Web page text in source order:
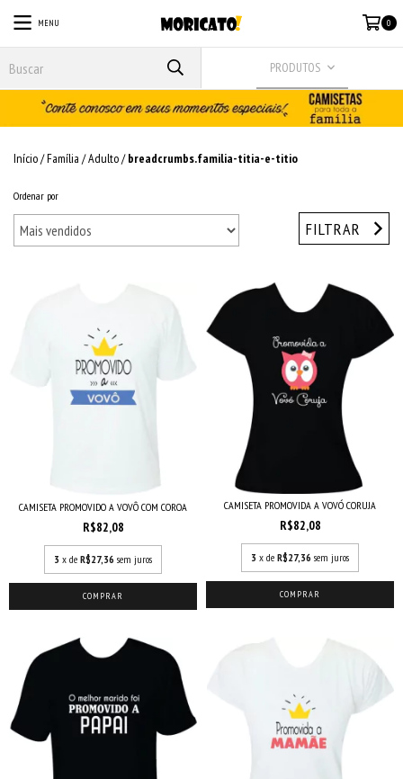
MENU 0
PRODUTOS
Início/Família /Adulto/ breadcrumbs.familia-titia-e-titio
Ordenar por
FILTRAR
CAMISETA PROMOVIDO A VOVÔ COM COROA
R$82,08
3 x de R$27,36 sem juros
COMPRAR
CAMISETA PROMOVIDA A VOVÓ CORUJA
R$82,08
3 x de R$27,36 sem juros
COMPRAR